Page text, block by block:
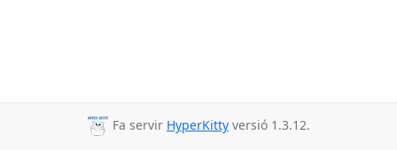
Fa servir HyperKitty versió 1.3.12.